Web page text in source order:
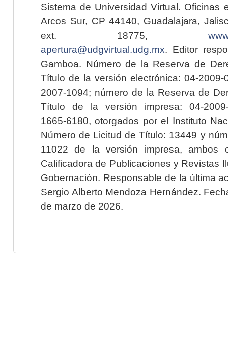
Sistema de Universidad Virtual. Oficinas
Arcos Sur, CP 44140, Guadalajara,
ext. 18775,
apertura@udgvirtual.udg.mx. Editor
Gamboa. Número de la Reserva de
Título de la versión electrónica: 04-2009-
2007-1094; número de la Reserva de
Título de la versión impresa: 04-2009-
1665-6180, otorgados por el Instituto
Número de Licitud de Título: 13449 y
11022 de la versión impresa, ambos
Calificadora de Publicaciones y Revistas
Gobernación. Responsable de la última
Sergio Alberto Mendoza Hernández.
de marzo de 2026.